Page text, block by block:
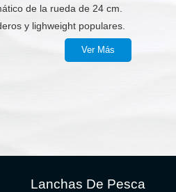
de la rueda de 24 cm.
y lighweight populares.
Ver Más
Lanchas De Pesca